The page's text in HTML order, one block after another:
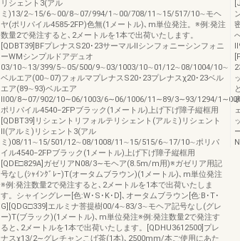
リシェント3(アル
ミ)13/2∼15/6∼00/8∼07/994/1∼00/708/11∼15/517/10∼モヘ
ヤ(ポリパイル4585-2FP)色無(1メートル)､m単位発注。※例:発注
数量2で発注すると､2メートルを1本で出荷いたします。
[QDBT39]BFプレナスS20･23サーマルⅡシンフォニーシンフォニ
ーWMシンプルドアデュオ
03/10∼13/399/5∼05/500/9∼03/1003/10∼01/12∼08/1004/10∼
ベルエア(00∼07)フォルマプレナスS20･23プレナスχ20･23ベル
エア(89∼93)ベルエア
Ⅱ00/8∼07/902/10∼06/1003/6∼06/1006/11∼89/3∼93/1294/
ポリパイル4540−2FPブラック(1メートル)上げ下げ障子縦框用
[QDBT39]リシェントリフォルテリシェント(アルミ)リシェント
Ⅱ(アルミ)リシェント3(アル
ミ)08/11∼15/501/12∼08/1008/11∼15/515/6∼17/10∼ポリパ
イル4540−2FPブラック(1メートル)上げ下げ障子縦框用
[QDE□829A]ガゼリアN08/3∼モヘア(8.5m/m用)※ガゼリア用記
号なし(ｼｬｲﾝｸﾞﾚｰ)T(オータムブラウン)(1メートル)､m単位発注
※例:発注数量2で発注すると､2メートルを1本で出荷いたしま
す。シャイングレー[色:W･S･K･D]､オータムブラウン[色:B･T･
G][QDG□339]エルミナ菩提樹00/4∼83/3∼モヘア記号なし(グレ
ー)T(ブラック)(1メートル)､m単位発注※例:発注数量2で発注す
ると､2メートルを1本で出荷いたします。[QDHU3612500]プレ
ナスχ13/2∼グレチャンこげ茶(1本)､2500mm/本ご使用にあた